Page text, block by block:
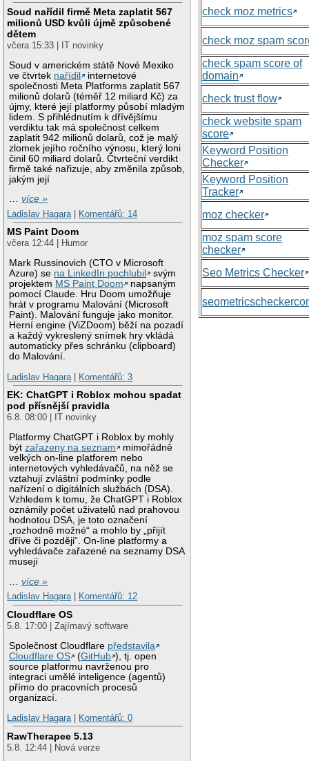
Soud nařídil firmě Meta zaplatit 567
milionů USD kvůli újmě způsobené
dětem
včera 15:33 | IT novinky
Soud v americkém státě Nové Mexiko
ve čtvrtek nařídil
internetové
společnosti Meta Platforms zaplatit 567
milionů dolarů (téměř 12 miliard Kč) za
újmy, které její platformy působí mladým
lidem. S přihlédnutím k dřívějšímu
verdiktu tak má společnost celkem
zaplatit 942 milionů dolarů, což je malý
zlomek jejího ročního výnosu, který loni
činil 60 miliard dolarů. Čtvrteční verdikt
firmě také nařizuje, aby změnila způsob,
jakým její
…více »
Ladislav Hagara
Komentářů: 14
MS Paint Doom
včera 12:44 | Humor
Mark Russinovich (CTO v Microsoft
Azure) se na LinkedIn pochlubil
svým
projektem MS Paint Doom
napsaným
pomocí Claude. Hru Doom umožňuje
hrát v programu Malování (Microsoft
Paint). Malování funguje jako monitor.
Herní engine (ViZDoom) běží na pozadí
a každý vykreslený snímek hry vkládá
automaticky přes schránku (clipboard)
do Malování.
Ladislav Hagara
Komentářů: 3
EK: ChatGPT i Roblox mohou spadat
pod přísnější pravidla
6.8. 08:00 | IT novinky
Platformy ChatGPT i Roblox by mohly
býtzařazeny na seznam
mimořádně
velkých on-line platforem nebo
internetových vyhledávačů, na něž se
vztahují zvláštní podmínky podle
nařízení o digitálních službách (DSA).
Vzhledem k tomu, že ChatGPT i Roblox
oznámily počet uživatelů nad prahovou
hodnotou DSA, je toto označení
„rozhodně možné“ a mohlo by „přijít
dříve či později“. On-line platformy a
vyhledávače zařazené na seznamy DSA
musejí
…více »
Ladislav Hagara| Komentářů: 12
Cloudflare OS
5.8. 17:00 | Zajímavý software
Společnost Cloudflare představila
Cloudflare OS
(GitHub ), tj. open
source platformu navrženou pro
integraci umělé inteligence (agentů)
přímo do pracovních procesů
organizací.
Ladislav Hagara| Komentářů: 0
RawTherapee 5.13
5.8. 12:44 | Nová verze
check moz metrics
check moz spam
check spam score of
domain
check trust flow
check website spam
score
Keyword Position
Checker
Keyword Position
Tracker
moz checker
moz spam score
checker
Seo Metrics Checker